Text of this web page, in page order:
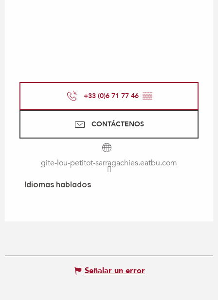
+33 (0)6 71 77 46 ▒▒
CONTÁCTENOS
gite-lou-petitot-sarragachies.eatbu.com
Idiomas hablados
Idiomas hablados
Señalar un error